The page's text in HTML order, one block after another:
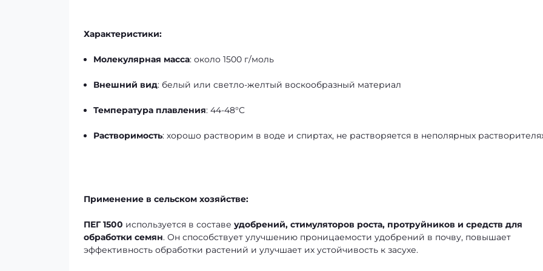
Характеристики:
Молекулярная масса: около 1500 г/моль
Внешний вид: белый или светло-желтый воскообразный материал
Температура плавления: 44-48°C
Растворимость: хорошо растворим в воде и спиртах, не растворяется в неполярных
Применение в сельском хозяйстве:
ПЕГ 1500 используется в составе удобрений, стимуляторов роста, протруйников и средств для
обработки семян. Он способствует улучшению проницаемости удобрений в почву, повышает
эффективность обработки растений и улучшает их устойчивость к засухе.